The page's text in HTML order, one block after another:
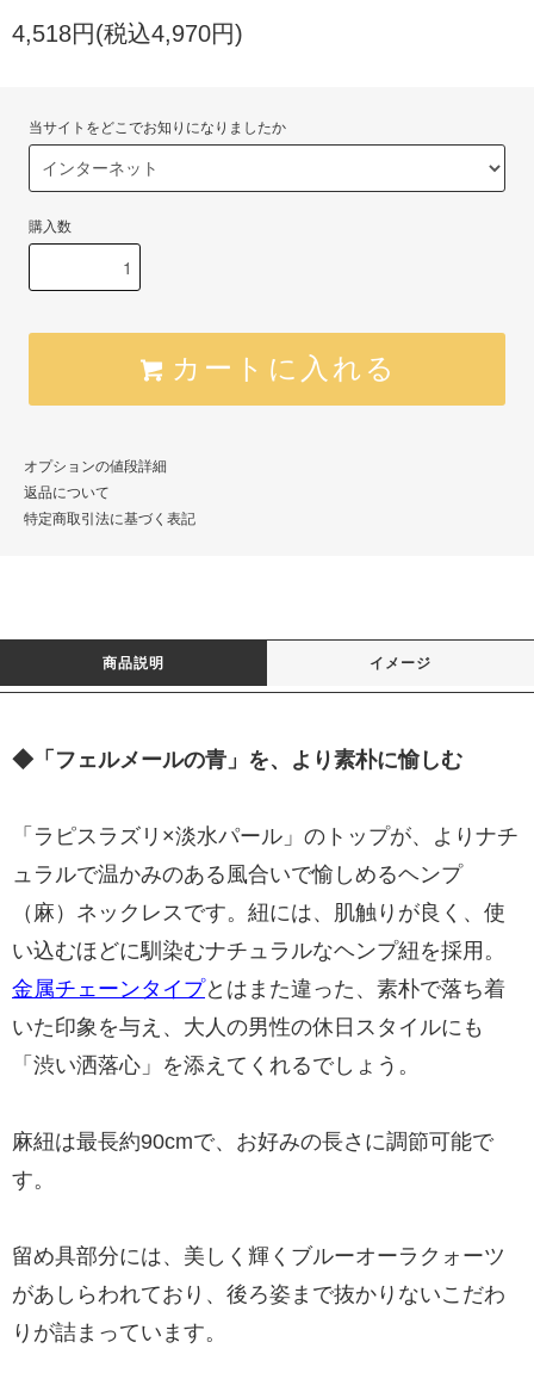
4,518円(税込4,970円)
当サイトをどこでお知りになりましたか
購入数
カートに入れる
オプションの値段詳細
返品について
特定商取引法に基づく表記
商品説明 イメージ
◆「フェルメールの青」を、より素朴に愉しむ
「ラピスラズリ×淡水パール」のトップが、よりナチ
ュラルで温かみのある風合いで愉しめるヘンプ
（麻）ネックレスです。紐には、肌触りが良く、使
い込むほどに馴染むナチュラルなヘンプ紐を採用。
金属チェーンタイプとはまた違った、素朴で落ち着
いた印象を与え、大人の男性の休日スタイルにも
「渋い洒落心」を添えてくれるでしょう。
麻紐は最長約90cmで、お好みの長さに調節可能で
す。
留め具部分には、美しく輝くブルーオーラクォーツ
があしらわれており、後ろ姿まで抜かりないこだわ
りが詰まっています。